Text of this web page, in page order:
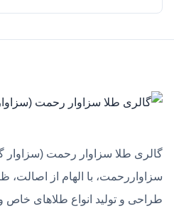
گالری طلا سزاوار رحمت (سزاوار
سزاواررحمت، با الهام از اصالت،
طراحی و تولید انواع طلاهای خاص